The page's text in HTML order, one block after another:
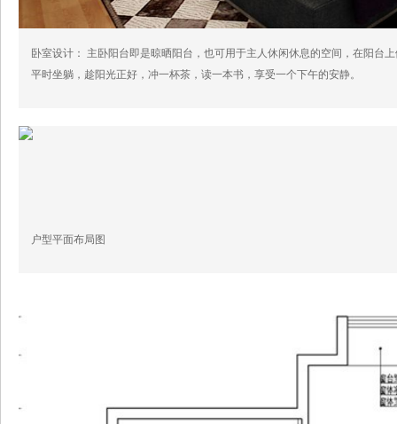
卧室设计： 主卧阳台即是晾晒阳台，也可用于主人休闲休息的空间，在阳台
平时坐躺，趁阳光正好，冲一杯茶，读一本书，享受一个下午的安静。
户型平面布局图